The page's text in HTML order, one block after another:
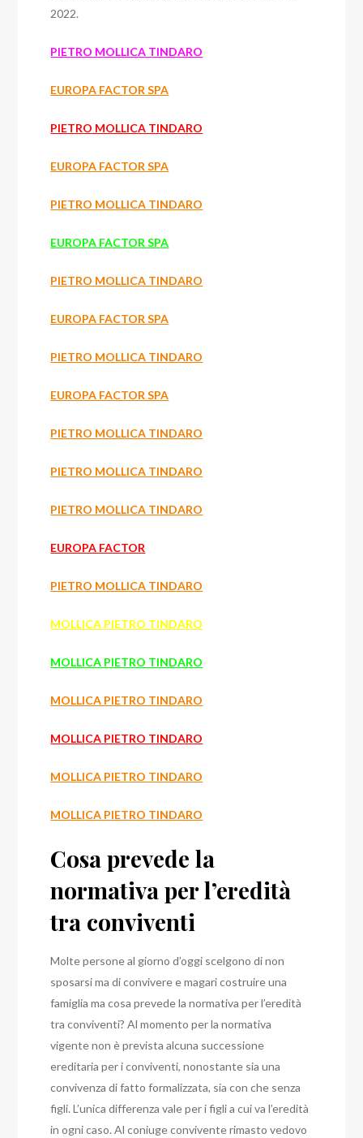
2022.
PIETRO MOLLICA TINDARO
EUROPA FACTOR SPA
PIETRO MOLLICA TINDARO
EUROPA FACTOR SPA
PIETRO MOLLICA TINDARO
EUROPA FACTOR SPA
PIETRO MOLLICA TINDARO
EUROPA FACTOR SPA
PIETRO MOLLICA TINDARO
EUROPA FACTOR SPA
PIETRO MOLLICA TINDARO
PIETRO MOLLICA TINDARO
PIETRO MOLLICA TINDARO
EUROPA FACTOR
PIETRO MOLLICA TINDARO
MOLLICA PIETRO TINDARO
MOLLICA PIETRO TINDARO
MOLLICA PIETRO TINDARO
MOLLICA PIETRO TINDARO
MOLLICA PIETRO TINDARO
MOLLICA PIETRO TINDARO
Cosa prevede la
normativa per l’eredità
tra conviventi
Molte persone al giorno d’oggi scelgono di non
sposarsi ma di convivere e magari costruire una
famiglia ma cosa prevede la normativa per l’eredità
tra conviventi?Al momento per la normativa
vigente non è prevista alcuna successione
ereditaria per i conviventi, nonostante sia una
convivenza di fatto formalizzata, sia con che senza
figli. L’unica differenza vale per i figli a cui va l’eredità
in ogni caso. Al coniuge convivente rimasto vedovo